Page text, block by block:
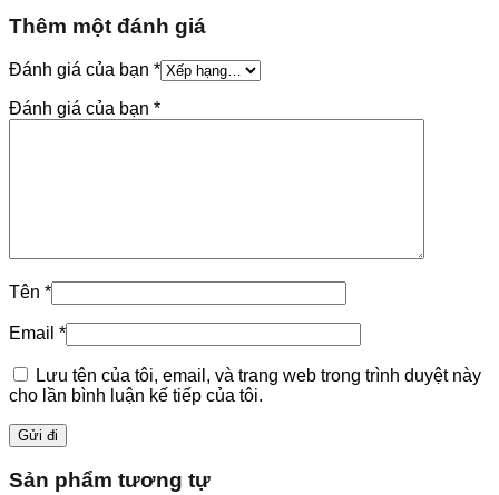
Thêm một đánh giá
Đánh giá của bạn *
Đánh giá của bạn *
Tên *
Email *
Lưu tên của tôi, email, và trang web trong trình duyệt này
cho lần bình luận kế tiếp của tôi.
Sản phẩm tương tự